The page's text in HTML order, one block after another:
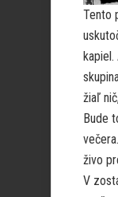
Tento
kapiel.
žiaľ
Bude
živo
V